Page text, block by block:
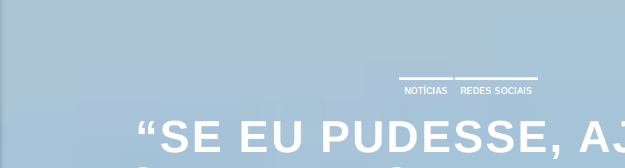
NOTÍCIAS REDES SOCIAIS
“SE EU PUDESSE,